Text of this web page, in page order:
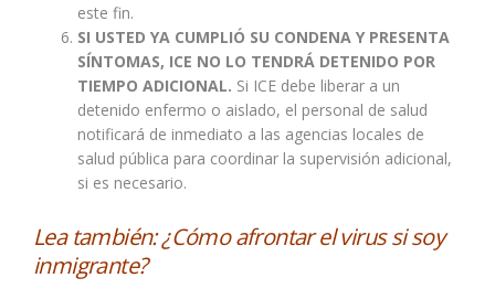
este fin.
SI USTED YA CUMPLIÓ SU CONDENA Y PRESENTA
SÍNTOMAS, ICE NO LO TENDRÁ DETENIDO POR
TIEMPO ADICIONAL. Si ICE debe liberar a un
detenido enfermo o aislado, el personal de salud
notificará de inmediato a las agencias locales de
salud pública para coordinar la supervisión adicional,
si es necesario.
Lea también:¿Cómo afrontar el virus si soy
inmigrante?